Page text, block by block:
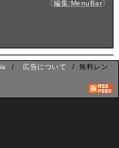
〔編集:MenuBar
/ 広告について
/ 無料レン